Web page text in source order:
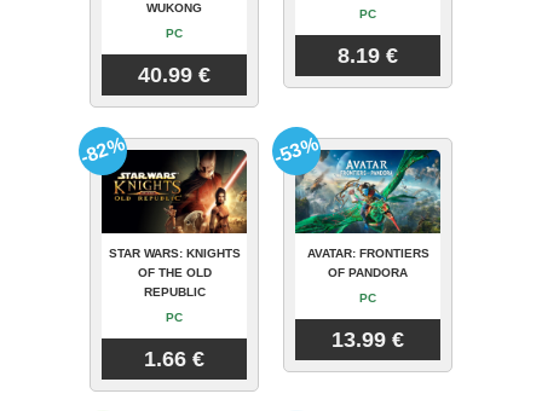
WUKONG
PC
40.99 €
PC
8.19 €
STAR WARS: KNIGHTS
OF THE OLD
REPUBLIC
PC
1.66 €
-82%
AVATAR: FRONTIERS
OF PANDORA
PC
13.99 €
-53%